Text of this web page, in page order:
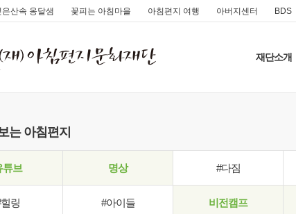
은산속 옹달샘 꽃피는 아침마을 아침편지 여행 아버지센터 BDS
재단소개
는 아침편지
튜브 명상 #다짐
링 #아이들 비전캠프